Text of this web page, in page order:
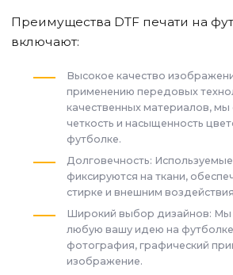
Преимущества DTF печати на
включают:
Высокое качество
применению передовых
качественных материалов,
четкость и насыщенность
футболке.
Долговечность:
фиксируются на ткани,
стирке и внешним
Широкий выбор дизайнов: Мы
любую вашу идею на
фотография, графический
изображение.